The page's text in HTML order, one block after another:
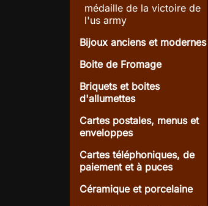
médaille de la victoire de
l'us army
Bijoux anciens et modernes
Boite de Fromage
Briquets et boites
d'allumettes
Cartes postales, menus et
enveloppes
Cartes téléphoniques, de
paiement et à puces
Céramique et porcelaine